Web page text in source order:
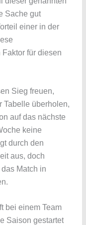
Sache gut
einer in der
für diesen
Sieg freuen,
Tabelle überholen,
auf das nächste
keine
durch den
aus, doch
Match in
bei einem Team
Saison gestartet